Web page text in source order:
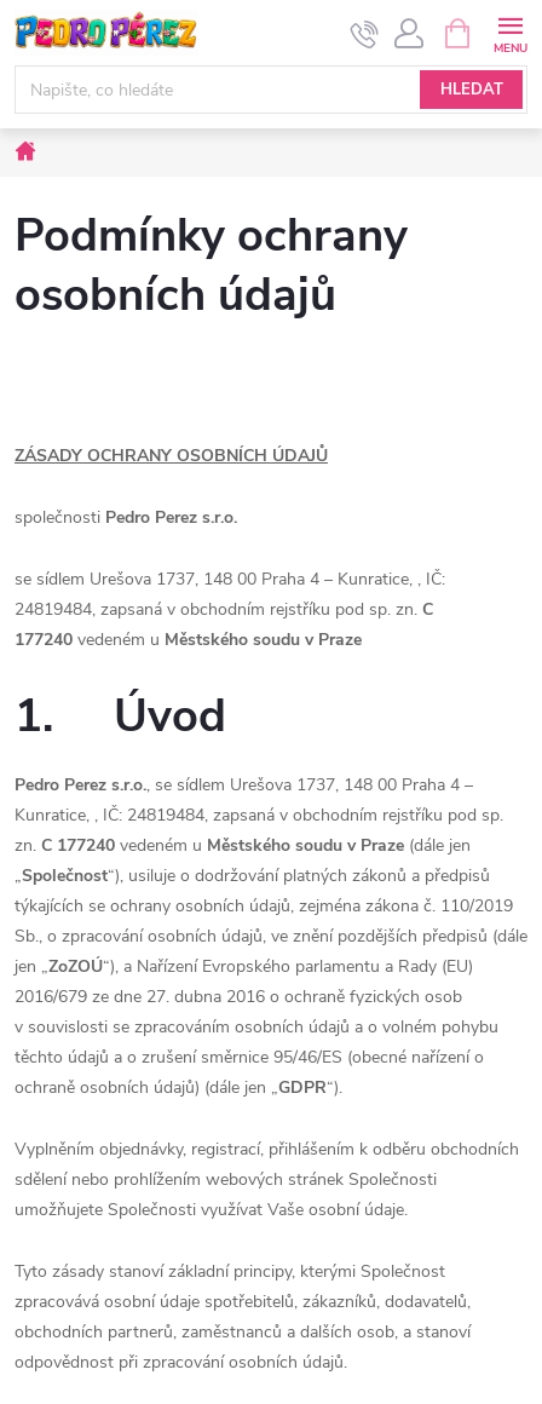
Přejít
na
obsah
HLEDAT
NÁKUPNÍ
KOŠÍK
Podmínky ochrany
osobních údajů
ZÁSADY OCHRANY OSOBNÍCH ÚDAJŮ
společnosti Pedro Perez s.r.o.
se sídlem Urešova 1737, 148 00 Praha 4 – Kunratice, , IČ:
24819484, zapsaná v obchodním rejstříku pod sp. zn. C
177240 vedeném u Městského soudu v Praze
1. Úvod
Pedro Perez s.r.o., se sídlem Urešova 1737, 148 00 Praha 4 –
Kunratice, , IČ: 24819484, zapsaná v obchodním rejstříku pod sp.
zn. C 177240 vedeném u Městského soudu v Praze (dále jen
„Společnost“), usiluje o dodržování platných zákonů a předpisů
týkajících se ochrany osobních údajů, zejména zákona č. 110/2019
Sb., o zpracování osobních údajů, ve znění pozdějších předpisů (dále
jen „ZoZOÚ“), a Nařízení Evropského parlamentu a Rady (EU)
2016/679 ze dne 27. dubna 2016 o ochraně fyzických osob
v souvislosti se zpracováním osobních údajů a o volném pohybu
těchto údajů a o zrušení směrnice 95/46/ES (obecné nařízení o
ochraně osobních údajů) (dále jen „GDPR“).
Vyplněním objednávky, registrací, přihlášením k odběru obchodních
sdělení nebo prohlížením webových stránek Společnosti
umožňujete Společnosti využívat Vaše osobní údaje.
Tyto zásady stanoví základní principy, kterými Společnost
zpracovává osobní údaje spotřebitelů, zákazníků, dodavatelů,
obchodních partnerů, zaměstnanců a dalších osob, a stanoví
odpovědnost při zpracování osobních údajů.